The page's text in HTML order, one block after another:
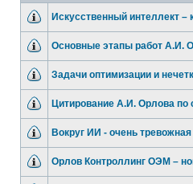
Искусственный интеллект –
Основные этапы работ А.И.
Задачи оптимизации и
Цитирование А.И. Орлова
Вокруг ИИ - очень
Орлов Контроллинг ОЭМ –